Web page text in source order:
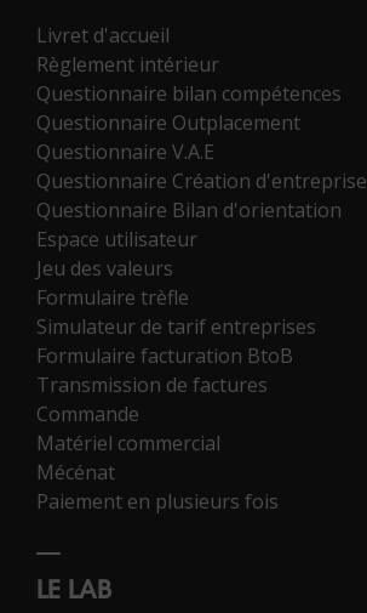
Livret d'accueil
Règlement intérieur
Questionnaire bilan compétences
Questionnaire Outplacement
Questionnaire V.A.E
Questionnaire Création d'entreprise
Questionnaire Bilan d'orientation
Espace utilisateur
Jeu des valeurs
Formulaire trèfle
Simulateur de tarif entreprises
Formulaire facturation BtoB
Transmission de factures
Commande
Matériel commercial
Mécénat
Paiement en plusieurs fois
LE LAB